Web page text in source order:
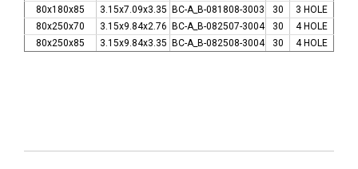
80x180x85
3.15x7.09x3.35 BC-A_B-081808-3003 30
3 HOLE
80x250x70
3.15x9.84x2.76 BC-A_B-082507-3004 30
4 HOLE
80x250x85
3.15x9.84x3.35 BC-A_B-082508-3004 30 4 HOLE